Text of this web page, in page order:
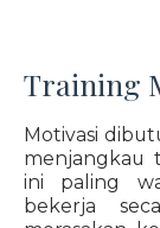
Training
Motivasi
menjangkau
ini paling
bekerja